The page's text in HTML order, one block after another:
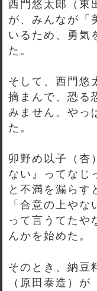
西門悠太郎（東
が、みんなが「
いるため、勇気
た。
そして、西門悠
摘まんで、恐る
みません。やっ
た。
卯野め以子（杏
ない』ってなじ
と不満を漏らす
「合意の上やな
って言うてたや
んかを始めた。
そのとき、納豆
（原田泰造）